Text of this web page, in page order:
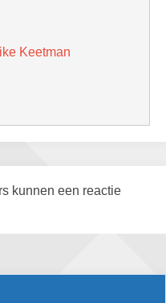
Keetman
kunnen een reactie